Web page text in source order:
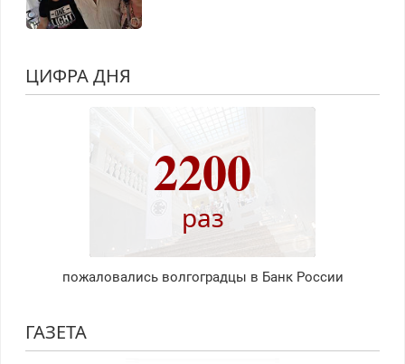
ЦИФРА ДНЯ
2200
раз
пожаловались волгоградцы в Банк России
ГАЗЕТА